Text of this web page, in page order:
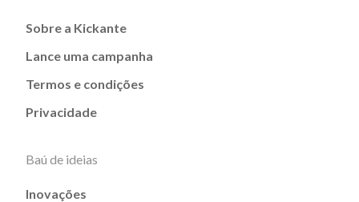
Sobre a Kickante
Lance uma campanha
Termos e condições
Privacidade
Baú de ideias
Inovações